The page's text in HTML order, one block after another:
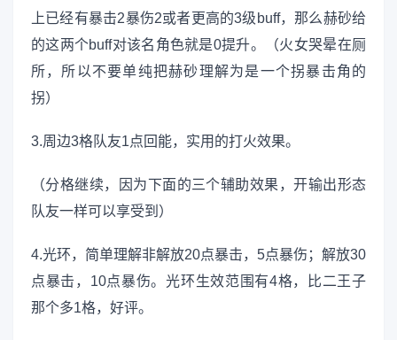
上已经有暴击2暴伤2或者更高的3级buff，那么赫砂给
的这两个buff对该名角色就是0提升。（火女哭晕在厕
所，所以不要单纯把赫砂理解为是一个拐暴击角的
拐）
3.周边3格队友1点回能，实用的打火效果。
（分格继续，因为下面的三个辅助效果，开输出形态
队友一样可以享受到）
4.光环，简单理解非解放20点暴击，5点暴伤；解放30
点暴击，10点暴伤。光环生效范围有4格，比二王子
那个多1格，好评。